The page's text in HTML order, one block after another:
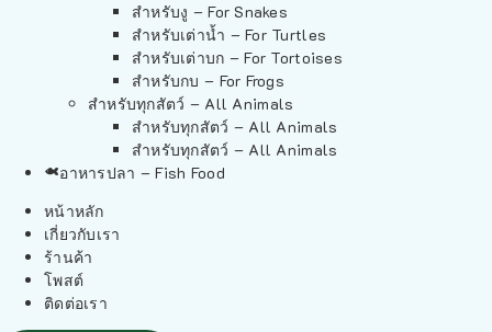
สำหรับงู – For Snakes
สำหรับเต่าน้ำ – For Turtles
สำหรับเต่าบก – For Tortoises
สำหรับกบ – For Frogs
สำหรับทุกสัตว์ – All Animals
สำหรับทุกสัตว์ – All Animals
สำหรับทุกสัตว์ – All Animals
อาหารปลา – Fish Food
หน้าหลัก
เกี่ยวกับเรา
ร้านค้า
โพสต์
ติดต่อเรา